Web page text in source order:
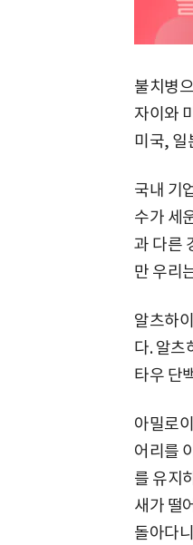
불치병
자이와
미국, 일
국내 기
수가 세
과 다른
만 우리
알츠하
다. 알츠
타우 단
아밀로
어리를
를 유지
새가 떨
돌아다